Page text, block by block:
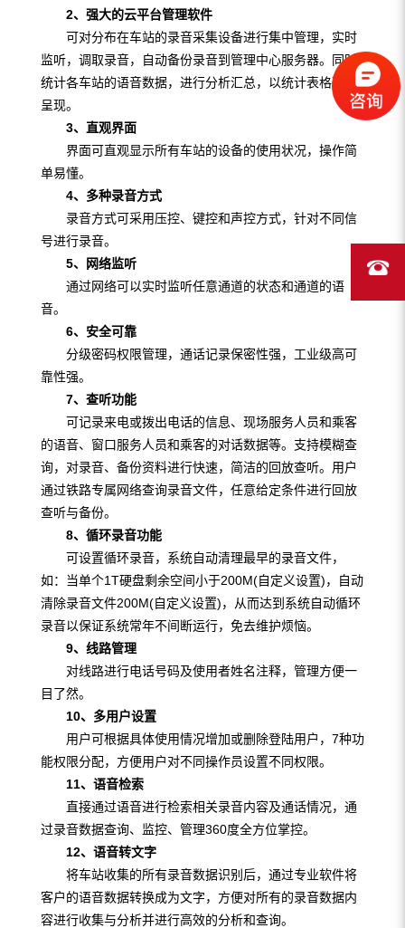
2、强大的云平台管理软件
可对分布在车站的录音采集设备进行集中管理，实时
监听，调取录音，自动备份录音到管理中心服务器。同时
统计各车站的语音数据，进行分析汇总，以统计表格形式
呈现。
3、直观界面
界面可直观显示所有车站的设备的使用状况，操作简
单易懂。
4、多种录音方式
录音方式可采用压控、键控和声控方式，针对不同信
号进行录音。
5、网络监听
通过网络可以实时监听任意通道的状态和通道的语
音。
6、安全可靠
分级密码权限管理，通话记录保密性强，工业级高可
靠性强。
7、查听功能
可记录来电或拨出电话的信息、现场服务人员和乘客
的语音、窗口服务人员和乘客的对话数据等。支持模糊查
询，对录音、备份资料进行快速，简洁的回放查听。用户
通过铁路专属网络查询录音文件，任意给定条件进行回放
查听与备份。
8、循环录音功能
可设置循环录音，系统自动清理最早的录音文件，
如：当单个1T硬盘剩余空间小于200M(自定义设置)，自动
清除录音文件200M(自定义设置)，从而达到系统自动循环
录音以保证系统常年不间断运行，免去维护烦恼。
9、线路管理
对线路进行电话号码及使用者姓名注释，管理方便一
目了然。
10、多用户设置
用户可根据具体使用情况增加或删除登陆用户，7种功
能权限分配，方便用户对不同操作员设置不同权限。
11、语音检索
直接通过语音进行检索相关录音内容及通话情况，通
过录音数据查询、监控、管理360度全方位掌控。
12、语音转文字
将车站收集的所有录音数据识别后，通过专业软件将
客户的语音数据转换成为文字，方便对所有的录音数据内
容进行收集与分析并进行高效的分析和查询。